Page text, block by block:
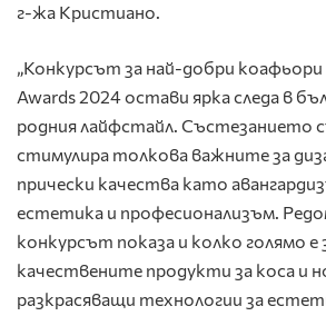
г-жа Кристиано.
„Конкурсът за най-добри коафьори
Awards 2024 остави ярка следа в
родния лайфстайл. Състезанието
стимулира толкова важните за
прически качества като
естетика и професионализъм.
конкурсът показа и колко голямо е
качествените продукти за коса и
разкрасяващи технологии за